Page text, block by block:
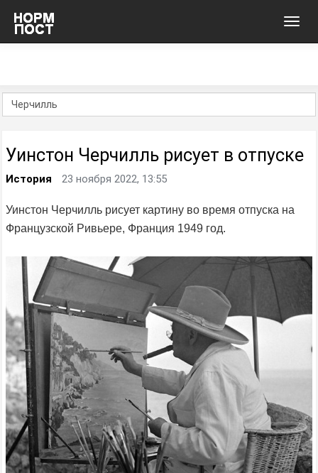
Уинстон Черчилль рисует в отпуске
История 23 ноября 2022, 13:55
Уинстон Черчилль рисует картину во время отпуска на
Французской Ривьере, Франция 1949 год.